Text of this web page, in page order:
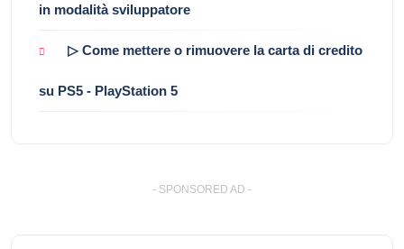
in modalità sviluppatore
▷ Come mettere o rimuovere la carta di credito
su PS5 - PlayStation 5
- SPONSORED AD -